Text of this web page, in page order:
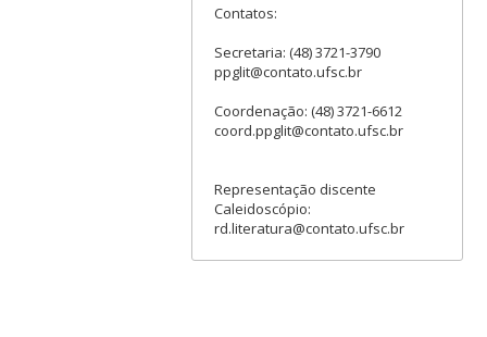
Contatos:
Secretaria: (48) 3721-3790
ppglit@contato.ufsc.br
Coordenação: (48) 3721-6612
coord.ppglit@contato.ufsc.br
Representação discente
Caleidoscópio:
rd.literatura@contato.ufsc.br